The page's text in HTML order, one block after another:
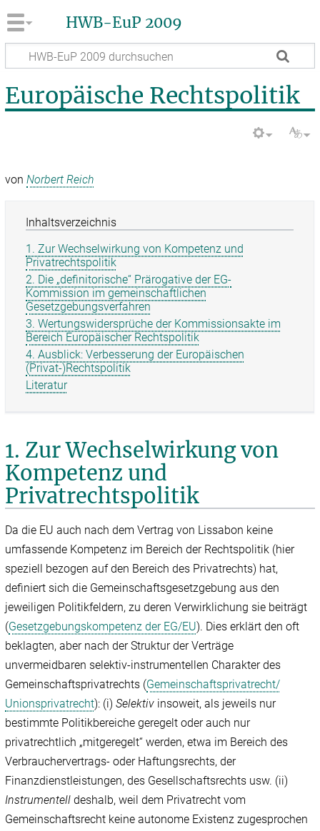
HWB-EuP 2009
Europäische Rechtspolitik
vonNorbert Reich
Inhaltsverzeichnis
1. Zur Wechselwirkung von Kompetenz und
Privatrechtspolitik
2. Die „definitorische“ Prärogative der EG-
Kommission im gemeinschaftlichen
Gesetzgebungsverfahren
3. Wertungswidersprüche der Kommissionsakte im
Bereich Europäischer Rechtspolitik
4. Ausblick: Verbesserung der Europäischen
(Privat‑)Rechtspolitik
Literatur
1. Zur Wechselwirkung von
Kompetenz und
Privatrechtspolitik
Da die EU auch nach dem Vertrag von Lissabon keine
umfassende Kompetenz im Bereich der Rechtspolitik (hier
speziell bezogen auf den Bereich des Privatrechts) hat,
definiert sich die Gemeinschaftsgesetzgebung aus den
jeweiligen Politikfeldern, zu deren Verwirklichung sie beiträgt
(Gesetzgebungskompetenz der EG/‌EU). Dies erklärt den oft
beklagten, aber nach der Struktur der Verträge
unvermeidbaren selektiv-instrumentellen Charakter des
Gemeinschaftsprivatrechts (Gemeinschaftsprivatrecht/‌
Unionsprivatrecht): (i)Selektiv insoweit, als jeweils nur
bestimmte Politikbereiche geregelt oder auch nur
privatrechtlich „mitgeregelt“ werden, etwa im Bereich des
Verbrauchervertrags- oder Haftungsrechts, der
Finanzdienstleistungen, des Gesellschaftsrechts usw. (ii)
Instrumentell deshalb, weil dem Privatrecht vom
Gemeinschaftsrecht keine autonome Existenz zugesprochen